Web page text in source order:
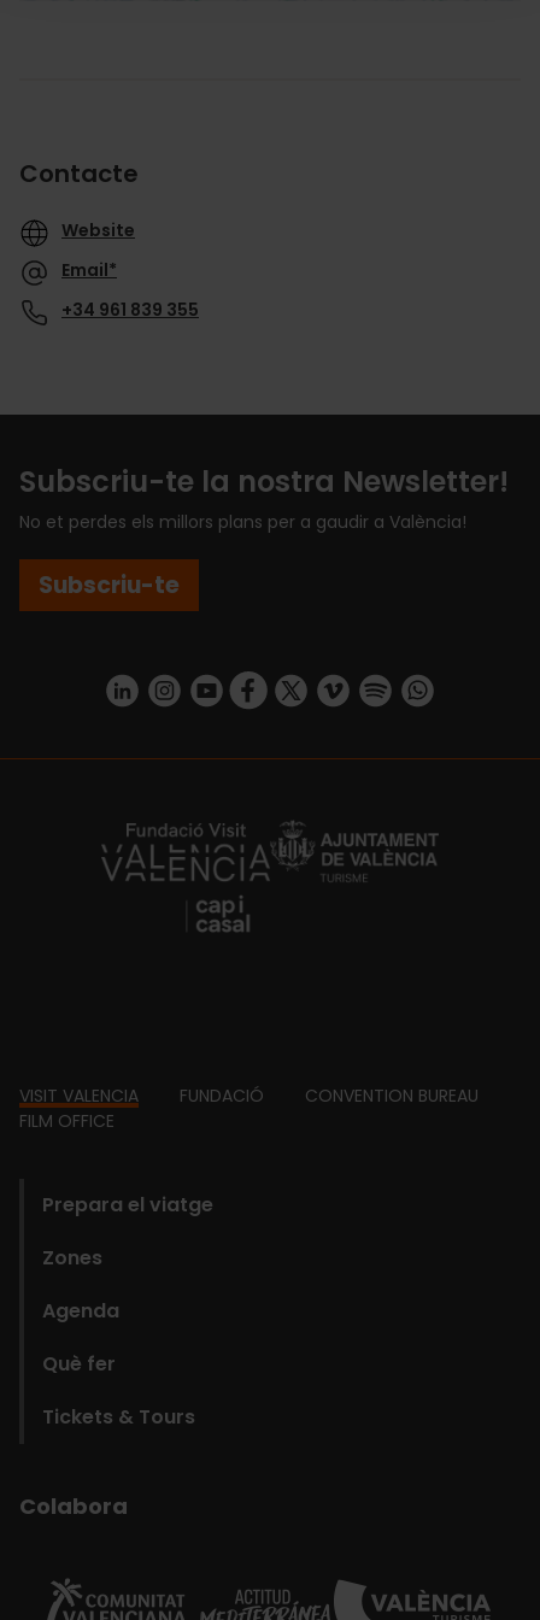
Contacte
Website
Email*
+34 961 839 355
Subscriu-te la nostra Newsletter!
No et perdes els millors plans per a gaudir a València!
Subscriu-te
https://www.linkedin.com/company/turismo-valencia/mycompany/
https://www.instagram.com/visit_valencia/
https://www.youtube.com/user/
https://www.facebook.com/
https://twitter.com/
https://vimeo.com/
https://https://api.whatsapp.com/
https://fundacion.visitvalencia.com/
Footer
VISIT VALENCIA FUNDACIÓ
CONVENTION BUREAU
FILM OFFICE
Prepara el viatge
Zones
Agenda
Què fer
Tickets & Tours
Colabora